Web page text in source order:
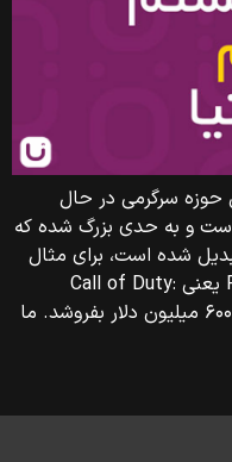
حوزه سرگرمی در حال
و به حدی بزرگ شده که
شده است، برای مثال
همین امسال ری بوت بازی محبوب PC یعنی Call of Duty:
Modern Warfare توانست در سه روز ۶۰۰ میلیون دلار بفروشد. ما